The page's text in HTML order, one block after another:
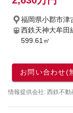
福岡県小郡市津
西鉄天神大牟田
599.61㎡
お問い合わせ(
情報提供会社: 西鉄不